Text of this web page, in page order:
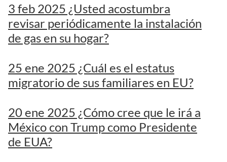
3 feb 2025 ¿Usted acostumbra
revisar periódicamente la instalación
de gas en su hogar?
25 ene 2025 ¿Cuál es el estatus
migratorio de sus familiares en EU?
20 ene 2025 ¿Cómo cree que le irá a
México con Trump como Presidente
de EUA?